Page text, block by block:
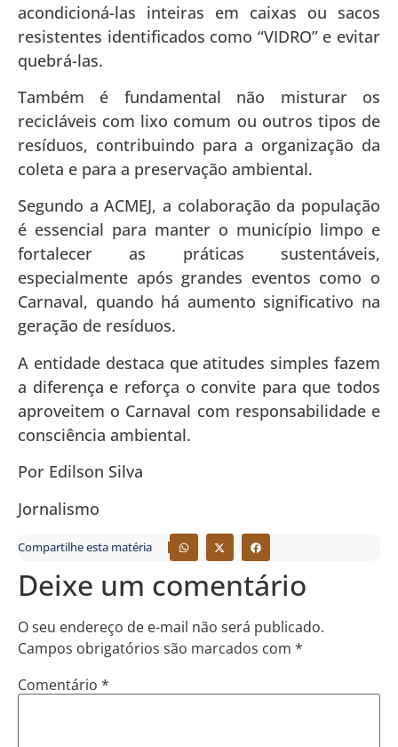
acondicioná-las inteiras em caixas ou sacos
resistentes identificados como “VIDRO” e evitar
quebrá-las.
Também é fundamental não misturar os
recicláveis com lixo comum ou outros tipos de
resíduos, contribuindo para a organização da
coleta e para a preservação ambiental.
Segundo a ACMEJ, a colaboração da população
é essencial para manter o município limpo e
fortalecer as práticas sustentáveis,
especialmente após grandes eventos como o
Carnaval, quando há aumento significativo na
geração de resíduos.
A entidade destaca que atitudes simples fazem
a diferença e reforça o convite para que todos
aproveitem o Carnaval com responsabilidade e
consciência ambiental.
Por Edilson Silva
Jornalismo
Compartilhe esta matéria
Deixe um comentário
O seu endereço de e-mail não será publicado.
Campos obrigatórios são marcados com *
Comentário *